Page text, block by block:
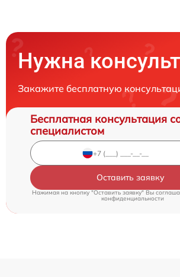
Нужна
Закажите бесплатную
Бесплатная консультация
специалистом
Оставить заявку
Нажимая на кнопку "Оставить заявку" Вы
конфиденциальности